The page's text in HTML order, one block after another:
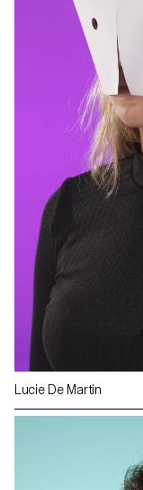
Lucie De Martin